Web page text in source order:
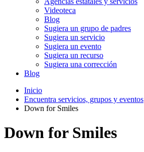
Videoteca
Blog
Sugiera un grupo de padres
Sugiera un servicio
Sugiera un evento
Sugiera un recurso
Sugiera una corrección
Blog
Inicio
Encuentra servicios, grupos y eventos
Down for Smiles
Down for Smiles